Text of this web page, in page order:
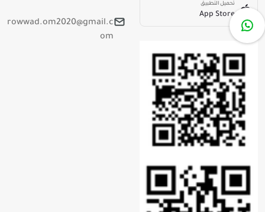
تحميل التطبيق
App Store
rowwad.om2020@gmail.c
om